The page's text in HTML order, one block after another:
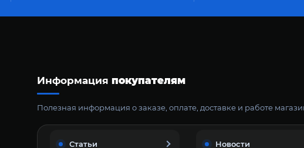
Информация покупателям
Полезная информация о заказе, оплате, доставке и работе
Статьи Новости